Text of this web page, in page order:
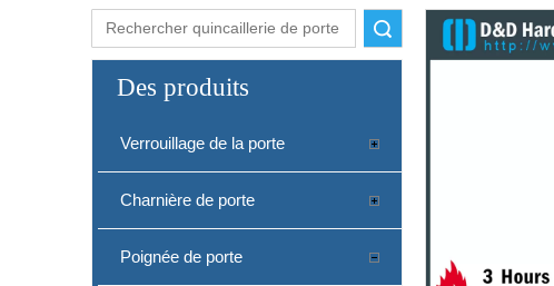
recherche
Des produits
Verrouillage de la porte
Charnière de porte
Poignée de porte